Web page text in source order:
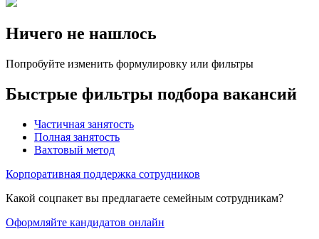
Ничего не нашлось
Попробуйте изменить формулировку или фильтры
Быстрые фильтры подбора вакансий
Частичная занятость
Полная занятость
Вахтовый метод
Корпоративная поддержка сотрудников
Какой соцпакет вы предлагаете семейным сотрудникам?
Оформляйте кандидатов онлайн